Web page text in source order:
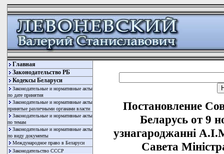
Главная
Законодательство РБ
Кодексы Беларуси
Законодательные и нормативные акты
по дате принятия
Законодательные и нормативные акты
принятые различными органами власти
Законодательные и нормативные акты
по темам
Законодательные и нормативные акты
по виду документы
Международное право в Беларуси
Законодательство СССР
Постановление
Беларусь от 9
узнагароджаннi
Савета